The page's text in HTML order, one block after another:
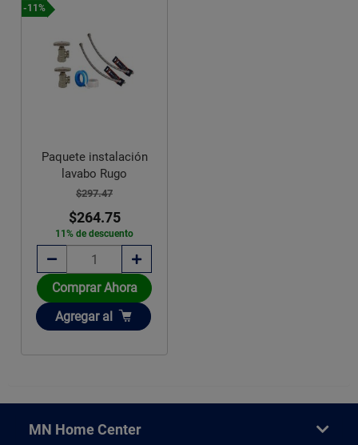
-11%
Paquete instalación
lavabo Rugo
$297.47
$264.75
11% de descuento
Comprar Ahora
Añadir
Agregar al
MN Home Center